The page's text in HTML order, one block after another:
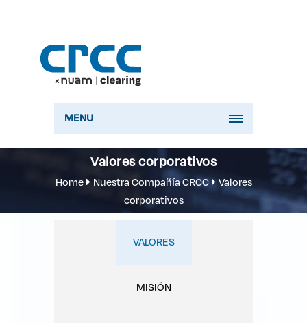
MENU
Valores corporativos
Home Nuestra Compañía CRCC
Valores
corporativos
VALORES
MISIÓN